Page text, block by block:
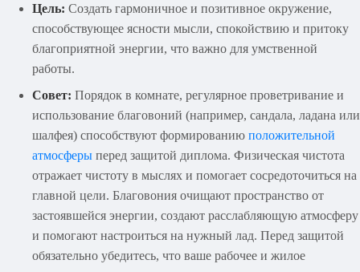
Цель: Создать гармоничное и позитивное окружение,
способствующее ясности мысли, спокойствию и притоку
благоприятной энергии, что важно для умственной
работы.
Совет: Порядок в комнате, регулярное проветривание и
использование благовоний (например, сандала, ладана или
шалфея) способствуют формированию положительной
атмосферы перед защитой диплома. Физическая чистота
отражает чистоту в мыслях и помогает сосредоточиться на
главной цели. Благовония очищают пространство от
застоявшейся энергии, создают расслабляющую атмосферу
и помогают настроиться на нужный лад. Перед защитой
обязательно убедитесь, что ваше рабочее и жилое